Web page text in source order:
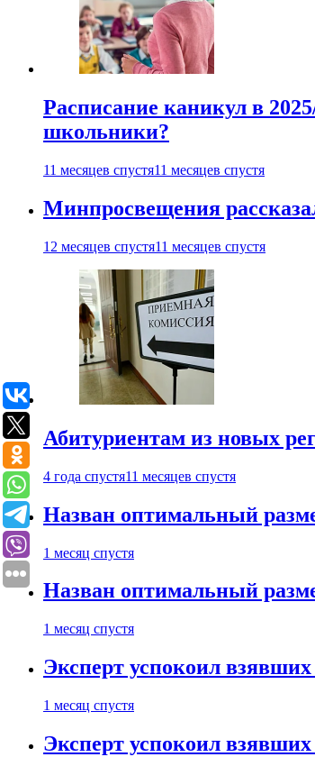
Расписание каникул в
школьники?
11 месяцев спустя11 месяцев спустя
Минпросвещения
12 месяцев спустя11 месяцев спустя
Абитуриентам из новых
4 года спустя11 месяцев спустя
Назван оптимальный
1 месяц спустя
Назван оптимальный
1 месяц спустя
Эксперт успокоил
1 месяц спустя
Эксперт успокоил